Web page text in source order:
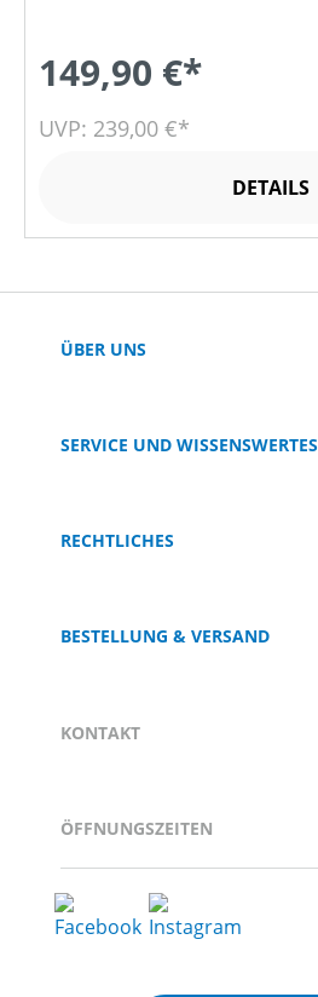
149,90 €*
UVP: 239,00 €*
DETAILS
ÜBER UNS
SERVICE UND WISSENSWERTES
RECHTLICHES
BESTELLUNG & VERSAND
KONTAKT
ÖFFNUNGSZEITEN